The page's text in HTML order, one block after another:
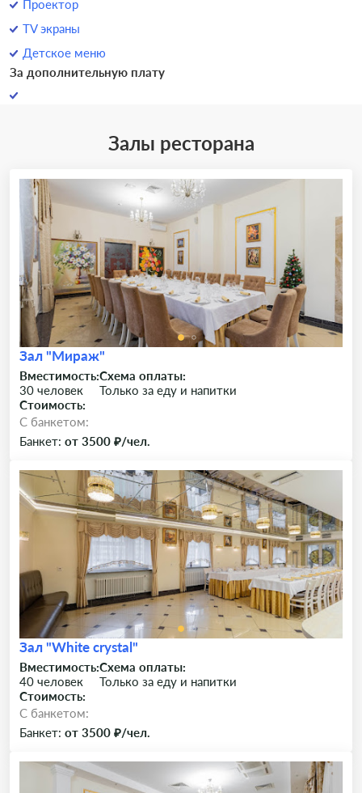
Проектор
TV экраны
Детское меню
За дополнительную плату
Залы ресторана
Зал "Мираж"
Вместимость:
30 человек
Схема оплаты:
Только за еду и напитки
Стоимость:
C банкетом:
Банкет: от 3500 ₽/чел.
Зал "White crystal"
Вместимость:
40 человек
Схема оплаты:
Только за еду и напитки
Стоимость:
C банкетом:
Банкет: от 3500 ₽/чел.